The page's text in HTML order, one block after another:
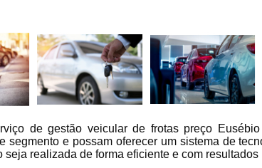
veiculares
Rastreador
carro
Rastreadores
automotivos
Rastreadores
de caminhões
Controle de Frota
Controle de
Sistema de
Empresa de
Empresa de
de gestão veicular de frotas preço
segmento e possam oferecer um sistema de
realizada de forma eficiente e com resultados